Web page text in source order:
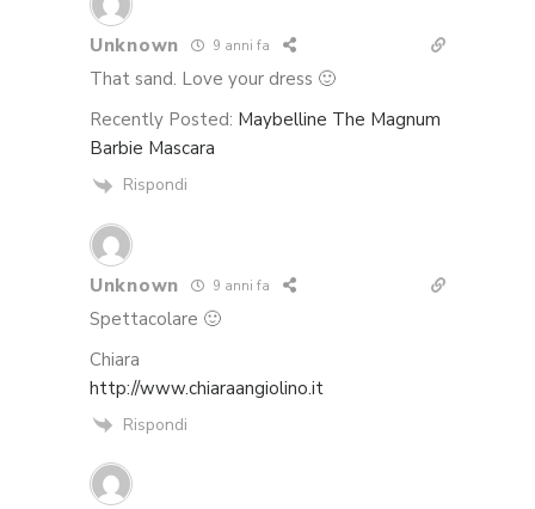
Unknown 9 anni fa
That sand. Love your dress 🙂
Recently Posted: Maybelline The Magnum
Barbie Mascara
Rispondi
Unknown 9 anni fa
Spettacolare 🙂
Chiara
http://www.chiaraangiolino.it
Rispondi